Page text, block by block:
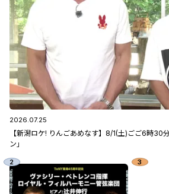
2026.07.25
【新潟ロケ! りんごあめなす】8/1(土)ごご6時30
ン」